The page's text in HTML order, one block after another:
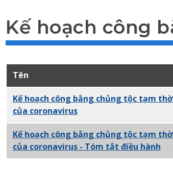
Kế hoạch công
Tên
Kế hoạch công bằng chủng tộc tạm
của coronavirusPDF
Kế hoạch công bằng chủng tộc tạm
của coronavirus - Tóm tắt điều hành